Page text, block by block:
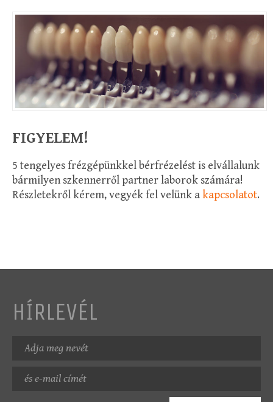
FIGYELEM!
5 tengelyes frézgépünkkel bérfrézelést is elvállalunk
bármilyen szkennerről partner laborok számára!
Részletekről kérem, vegyék fel velünk akapcsolatot.
HÍRLEVÉL
Név